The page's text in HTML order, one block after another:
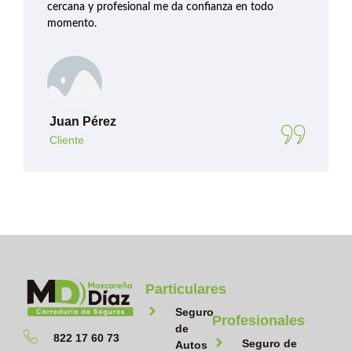
cercana y profesional me da confianza en todo
momento.
Juan Pérez
Cliente
822 17 60 73
Particulares
Seguro
de
Autos
Profesionales
Seguro de